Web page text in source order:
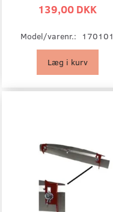
139,00 DKK
Model/varenr.: 170101
Læg i kurv